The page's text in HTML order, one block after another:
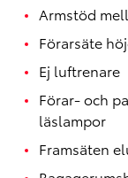
Armstöd
Förarsäte
Ej luftrenare
Förar- och
läslampor
Framsäten